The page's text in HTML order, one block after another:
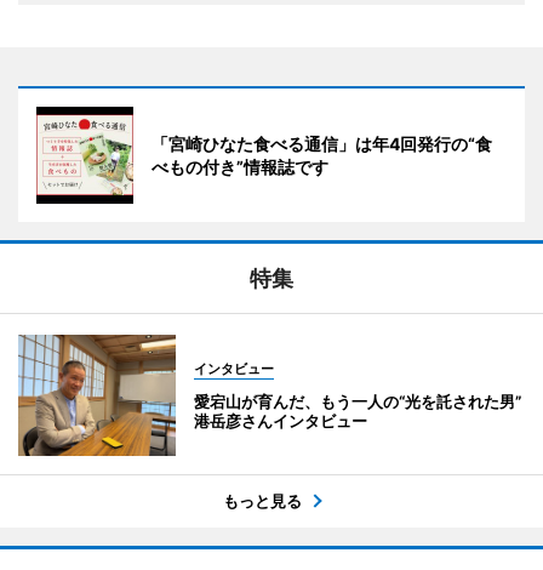
「宮崎ひなた食べる通信」は年4回発行の“食
べもの付き”情報誌です
特集
インタビュー
愛宕山が育んだ、もう一人の“光を託された男”
港岳彦さんインタビュー
もっと見る